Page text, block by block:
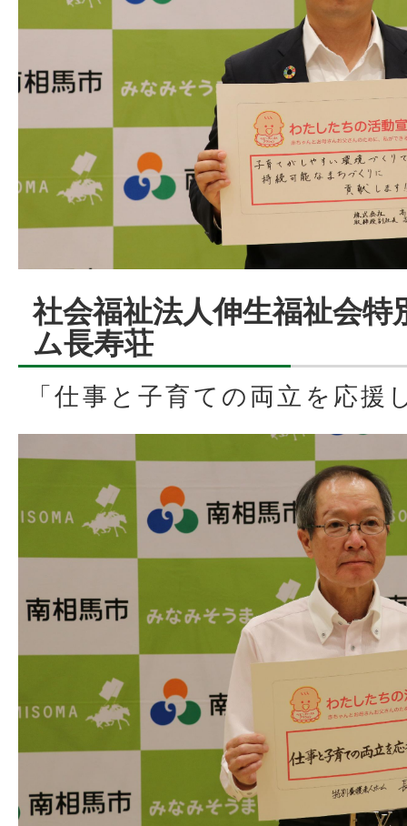
社会福祉法人伸生福祉会特
ム長寿荘
「仕事と子育ての両立を応援